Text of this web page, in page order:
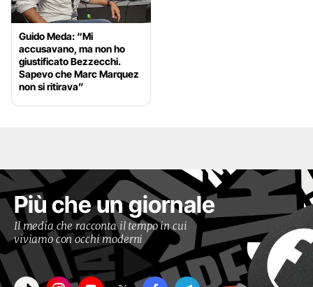
Guido Meda: “Mi
accusavano, ma non ho
giustificato Bezzecchi.
Sapevo che Marc Marquez
non si ritirava”
Più che un giornale
Il media che racconta il tempo in cui
viviamo con occhi moderni